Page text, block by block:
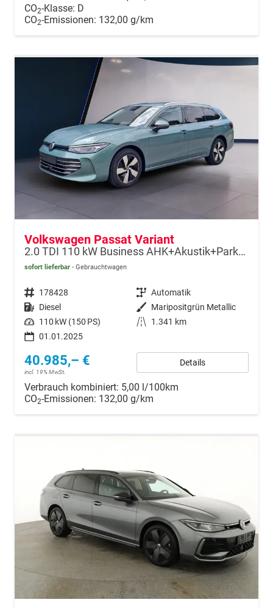
CO2-Klasse: D
CO2-Emissionen: 132,00 g/km
Volkswagen Passat Variant
2.0 TDI 110 kW Business AHK+Akustik+ParkPro
sofort lieferbar Gebrauchtwagen
Fahrzeugnr. 178428 Getriebe Automatik
Kraftstoff Diesel Außenfarbe Maripositgrün Metallic
Leistung 110 kW (150 PS) Kilometerstand
1.341 km
01.01.2025
40.985,– €
incl. 19% MwSt.
Details
Verbrauch kombiniert: 5,00 l/100km
CO2-Emissionen: 132,00 g/km